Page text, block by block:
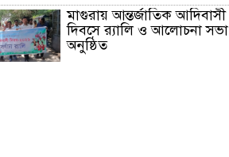
মাগুরায় আন্তর্জাতিক আদিবাসী
দিবসে র‍্যালি ও আলোচনা সভা
অনুষ্ঠিত